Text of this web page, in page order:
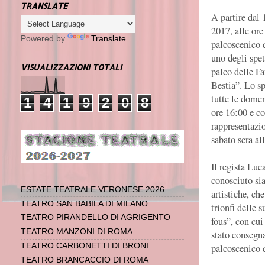
A partire dal
2017, alle
palcoscenico
uno degli
palco delle
Bestia”. Lo
tutte le
ore 16:00 e
sabato sera
Il regista
conosciuto
artistiche,
trionfi delle
fous”, con
stato
palcoscenico
TRANSLATE
Powered by Translate
VISUALIZZAZIONI TOTALI
1 4 1 9 2 0 8
ESTATE TEATRALE VERONESE 2026
TEATRO SAN BABILA DI MILANO
TEATRO PIRANDELLO DI AGRIGENTO
TEATRO MANZONI DI ROMA
TEATRO CARBONETTI DI BRONI
TEATRO BRANCACCIO DI ROMA